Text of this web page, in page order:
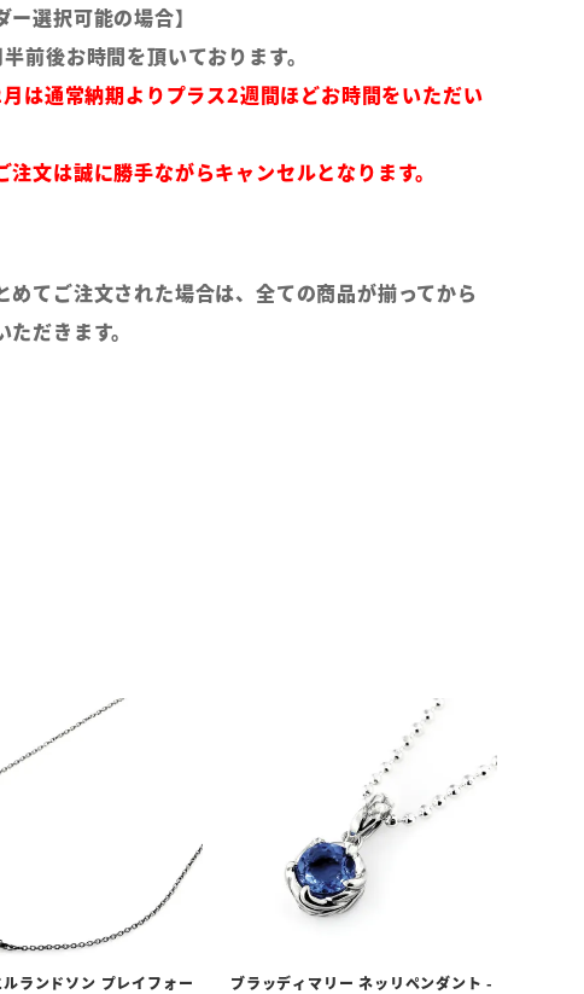
ー選択可能の場合】
前後お時間を頂いております。
は通常納期よりプラス2週間ほどお時間をいただい
注文は誠に勝手ながらキャンセルとなります。
めてご注文された場合は、全ての商品が揃ってから
だきます。
ルランドソン プレイフォー
ブラッディマリー ネッリペンダント -